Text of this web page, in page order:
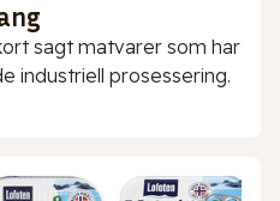
sagt matvarer som har
industriell prosessering.